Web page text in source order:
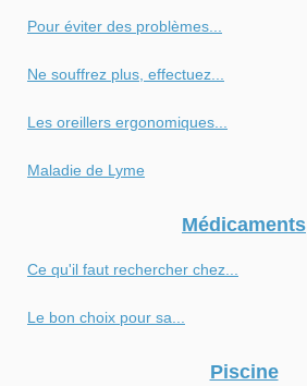
Pour éviter des problèmes...
Ne souffrez plus, effectuez...
Les oreillers ergonomiques...
Maladie de Lyme
Médicaments
Ce qu'il faut rechercher chez...
Le bon choix pour sa...
Piscine